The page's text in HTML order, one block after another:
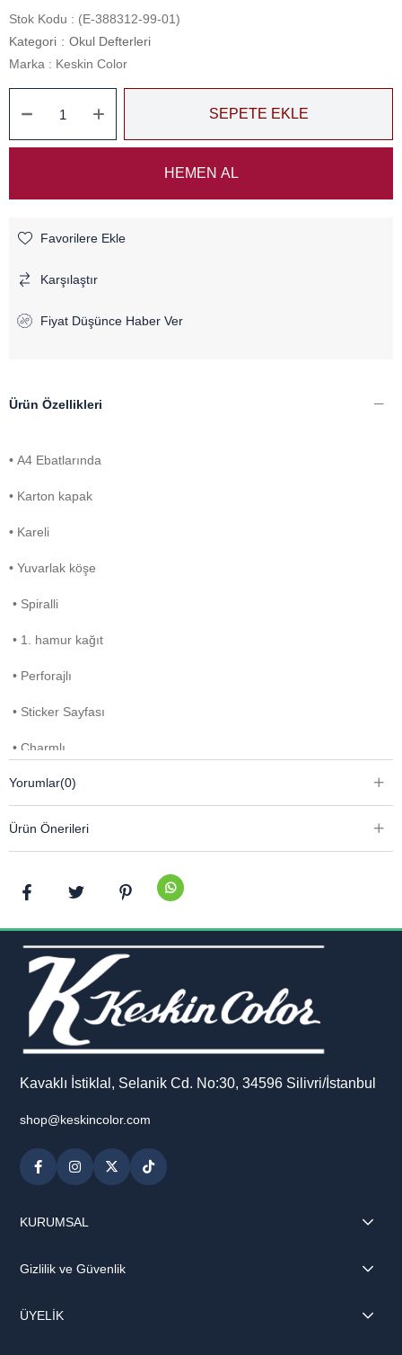
Stok Kodu
(E-388312-99-01)
Kategori : Okul Defterleri
Marka : Keskin Color
Favorilere Ekle
Karşılaştır
Fiyat Düşünce Haber Ver
Ürün Özellikleri
• A4 Ebatlarında
• Karton kapak
• Kareli
• Yuvarlak köşe
• Spiralli
• 1. hamur kağıt
• Perforajlı
• Sticker Sayfası
• Charmlı
Yorumlar(0)
Ürün Önerileri
Kavaklı İstiklal, Selanik Cd. No:30, 34596 Silivri/İstanbul
shop@keskincolor.com
KURUMSAL
Gizlilik ve Güvenlik
ÜYELİK